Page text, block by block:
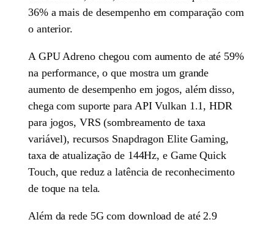
36% a mais de desempenho em comparação com
o anterior.
A GPU Adreno chegou com aumento de até 59%
na performance, o que mostra um grande
aumento de desempenho em jogos, além disso,
chega com suporte para API Vulkan 1.1, HDR
para jogos, VRS (sombreamento de taxa
variável), recursos Snapdragon Elite Gaming,
taxa de atualização de 144Hz, e Game Quick
Touch, que reduz a latência de reconhecimento
de toque na tela.
Além da rede 5G com download de até 2.9